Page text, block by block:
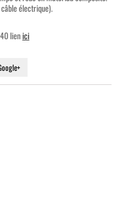
électrique).
lienici